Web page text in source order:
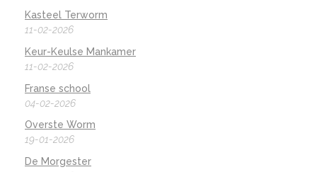
Kasteel Terworm
11-02-2026
Keur-Keulse Mankamer
11-02-2026
Franse school
04-02-2026
Overste Worm
19-01-2026
De Morgester